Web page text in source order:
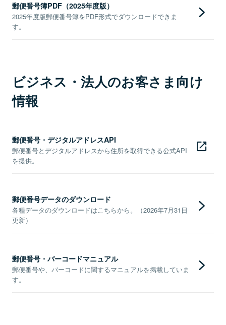
郵便番号簿PDF（2025年度版）
2025年度版郵便番号簿をPDF形式でダウンロードできま
す。
ビジネス・法人のお客さま向け
情報
郵便番号・デジタルアドレスAPI
郵便番号とデジタルアドレスから住所を取得できる公式API
を提供。
郵便番号データのダウンロード
各種データのダウンロードはこちらから。（2026年7月31日
更新）
郵便番号・バーコードマニュアル
郵便番号や、バーコードに関するマニュアルを掲載していま
す。